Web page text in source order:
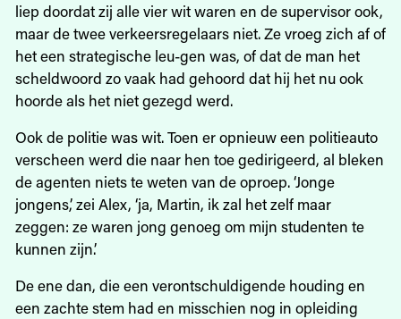
liep doordat zij alle vier wit waren en de supervisor ook,
maar de twee verkeersregelaars niet. Ze vroeg zich af of
het een strategische leu-gen was, of dat de man het
scheldwoord zo vaak had gehoord dat hij het nu ook
hoorde als het niet gezegd werd.
Ook de politie was wit. Toen er opnieuw een politieauto
verscheen werd die naar hen toe gedirigeerd, al bleken
de agenten niets te weten van de oproep. ‘Jonge
jongens,’ zei Alex, ‘ja, Martin, ik zal het zelf maar
zeggen: ze waren jong genoeg om mijn studenten te
kunnen zijn.’
De ene dan, die een verontschuldigende houding en
een zachte stem had en misschien nog in opleiding